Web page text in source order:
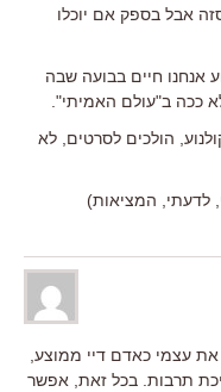
אבל בספק אם יוכלו
אנחנו חיים בבועה שבה
ככה ב"עולם האמיתי".
הולכים לסרטים, לא
לדעתי, המציאות)
את עצמי כאדם דיי ממוצע,
תרבות. בכל זאת, אפשר